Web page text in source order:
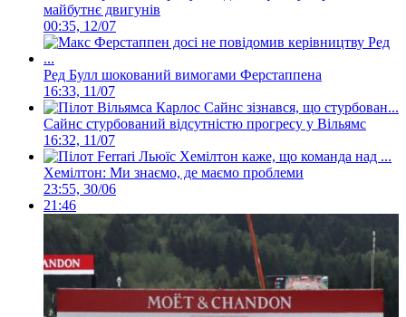
майбутнє двигунів
00:35, 12/07
Ред Булл шокований вимогами Ферстаппена
16:33, 11/07
Сайнс стурбований відсутністю прогресу у Вільямс
16:32, 11/07
Хемілтон: Ми знаємо, де маємо проблеми
23:55, 30/06
21:46